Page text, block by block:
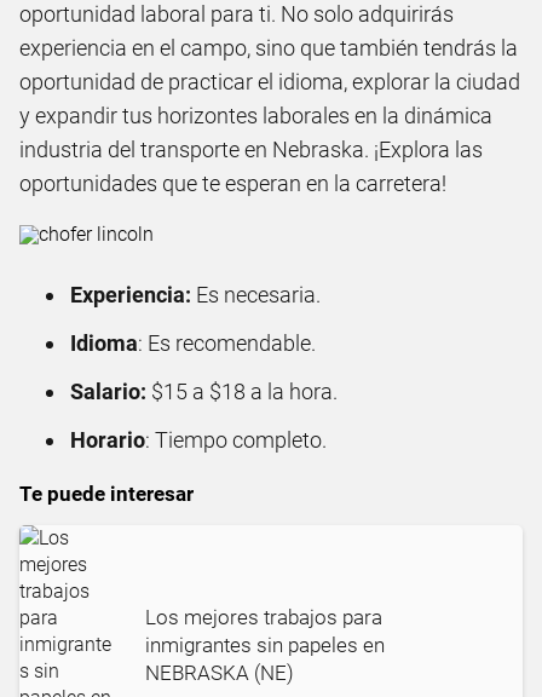
oportunidad laboral para ti. No solo adquirirás
experiencia en el campo, sino que también tendrás la
oportunidad de practicar el idioma, explorar la ciudad
y expandir tus horizontes laborales en la dinámica
industria del transporte en Nebraska. ¡Explora las
oportunidades que te esperan en la carretera!
Experiencia: Es necesaria.
Idioma: Es recomendable.
Salario: $15 a $18 a la hora.
Horario: Tiempo completo.
Te puede interesar
Los mejores trabajos para
inmigrantes sin papeles en
NEBRASKA (NE)